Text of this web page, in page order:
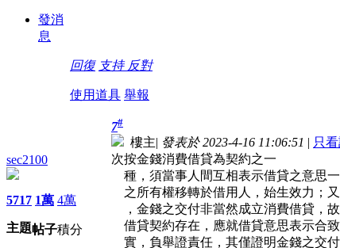
發消
息
回復 支持 反對
使用道具 舉報
sec2100
5717
主題
1萬
帖子
4萬
積分
7#
樓主| 發表於 2023-4-16 11:06:51 | 只
次按金錢消費借貸為契約之一
種，須當事人間互相表示借貸之意思
之所有權移轉於借用人，始生效力；
，金錢之交付非當然成立消費借貸，
借貸契約存在，應就借貸意思表示合
實，負舉證責任，其僅證明金錢之交